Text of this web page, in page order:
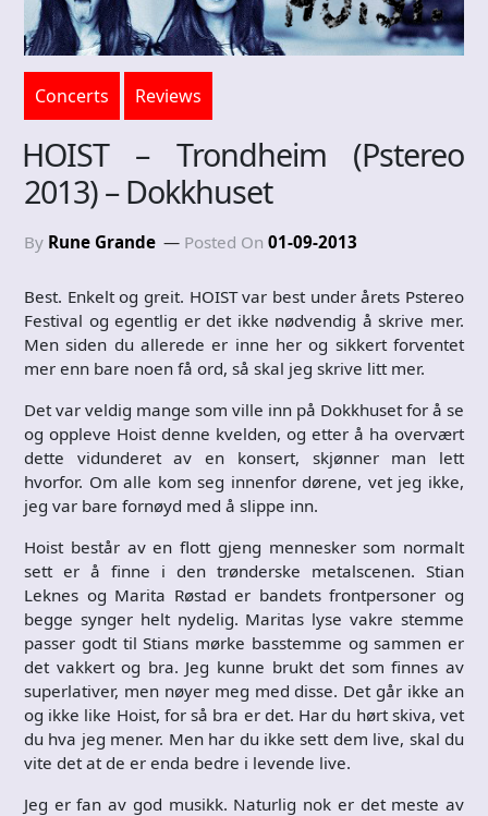
Concerts Reviews
HOIST – Trondheim (Pstereo
2013) – Dokkhuset
By Rune Grande Posted On 01-09-2013
Best. Enkelt og greit. HOIST var best under årets Pstereo
Festival og egentlig er det ikke nødvendig å skrive mer.
Men siden du allerede er inne her og sikkert forventet
mer enn bare noen få ord, så skal jeg skrive litt mer.
Det var veldig mange som ville inn på Dokkhuset for å se
og oppleve Hoist denne kvelden, og etter å ha overvært
dette vidunderet av en konsert, skjønner man lett
hvorfor. Om alle kom seg innenfor dørene, vet jeg ikke,
jeg var bare fornøyd med å slippe inn.
Hoist består av en flott gjeng mennesker som normalt
sett er å finne i den trønderske metalscenen. Stian
Leknes og Marita Røstad er bandets frontpersoner og
begge synger helt nydelig. Maritas lyse vakre stemme
passer godt til Stians mørke basstemme og sammen er
det vakkert og bra. Jeg kunne brukt det som finnes av
superlativer, men nøyer meg med disse. Det går ikke an
og ikke like Hoist, for så bra er det. Har du hørt skiva, vet
du hva jeg mener. Men har du ikke sett dem live, skal du
vite det at de er enda bedre i levende live.
Jeg er fan av god musikk. Naturlig nok er det meste av